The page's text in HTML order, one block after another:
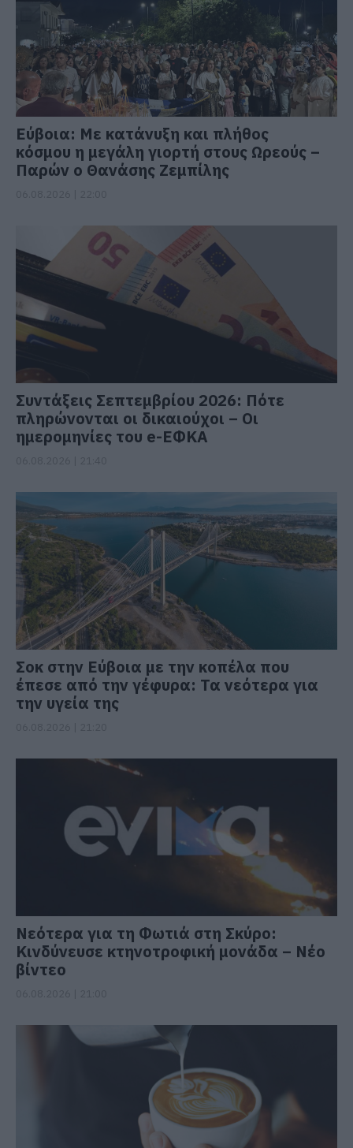
Εύβοια: Με κατάνυξη και πλήθος
κόσμου η μεγάλη γιορτή στους Ωρεούς –
Παρών ο Θανάσης Ζεμπίλης
Συντάξεις Σεπτεμβρίου 2026: Πότε
πληρώνονται οι δικαιούχοι – Οι
ημερομηνίες του e-ΕΦΚΑ
Σοκ στην Εύβοια με την κοπέλα που
έπεσε από την γέφυρα: Τα νεότερα για
την υγεία της
Νεότερα για τη Φωτιά στη Σκύρο:
Κινδύνευσε κτηνοτροφική μονάδα – Νέο
βίντεο